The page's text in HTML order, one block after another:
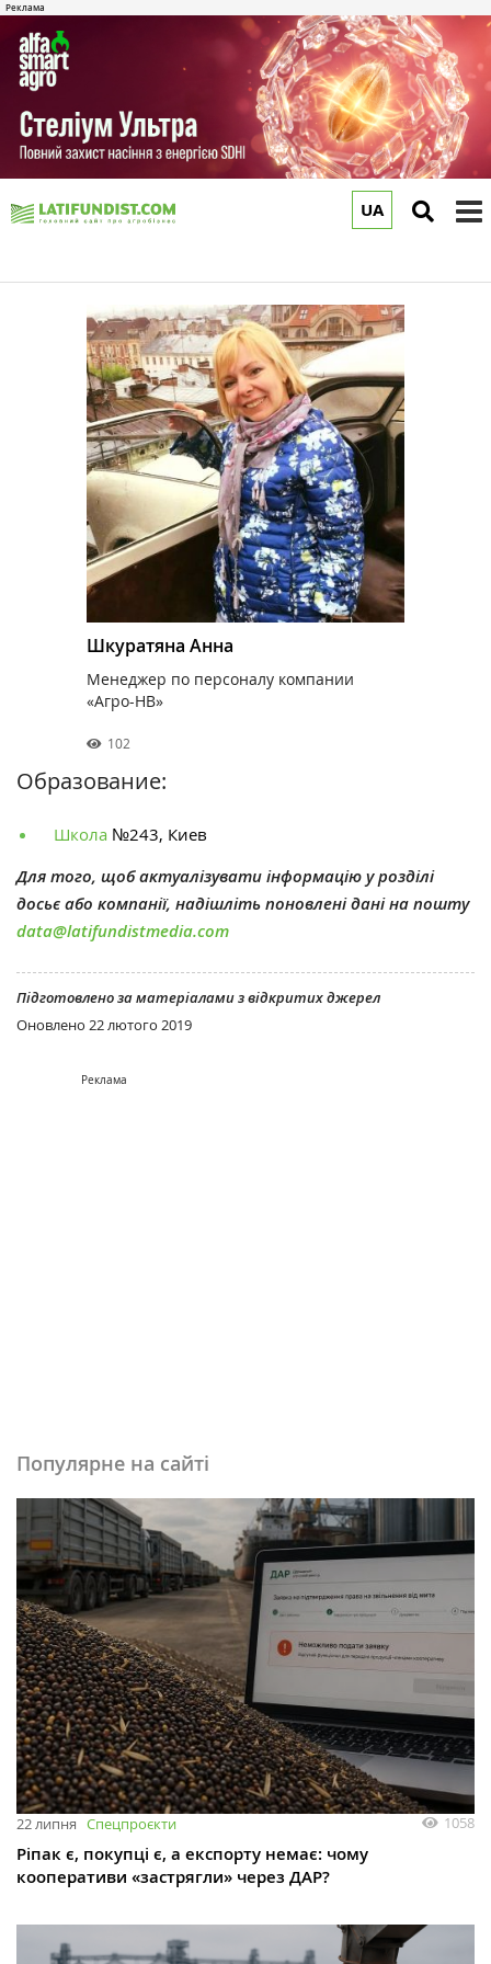
UA
Шкуратяна Анна
Менеджер по персоналу компании
«Агро-НВ»
102
Образование:
Школа №243, Киев
Для того, щоб актуалізувати інформацію у розділі
досьє або компанії, надішліть поновлені дані на пошту
data@latifundistmedia.com
Підготовлено за матеріалами з відкритих джерел
Оновлено 22 лютого 2019
Реклама
Популярне на сайті
22 липня Спецпроєкти 1058
Ріпак є, покупці є, а експорту немає: чому
кооперативи «застрягли» через ДАР?